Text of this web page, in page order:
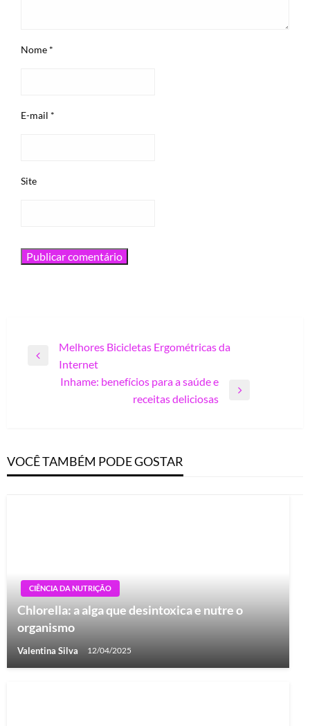
Nome *
E-mail *
Site
Navegação
Previous
Melhores Bicicletas Ergométricas da
Internet
Inhame: benefícios para a saúde e
receitas deliciosas
VOCÊ TAMBÉM PODE GOSTAR
CIÊNCIA DA NUTRIÇÃO
Chlorella: a alga que desintoxica e nutre o
organismo
Valentina Silva 12/04/2025